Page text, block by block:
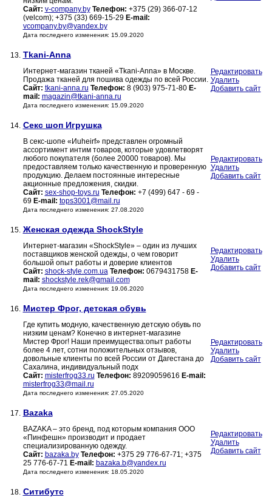
Сайт: v-company.by Телефон: +375 (29) 366-07-12
(velcom); +375 (33) 669-15-29 E-mail:
vcompany.by@yandex.by
Дата последнего изменения: 15.09.2020
13. Tkani-Anna
Интернет-магазин тканей «Tkani-Anna» в Москве.
Продажа тканей для пошива одежды по всей России.
Сайт: tkani-anna.ru Телефон: 8 (903) 975-71-80 E-
mail: magazin@tkani-anna.ru
Дата последнего изменения: 15.09.2020
Редактировать
Удалить
Добавить сайт
14. Секс шоп Игрушка
В секс-шопе «Иuheirf» представлен огромный
ассортимент интим товаров, которые удовлетворят
любого покупателя (более 20000 товаров). Мы
предоставляем только качественную и проверенную
продукцию. Делаем постоянные интересные
акционные предложения, скидки.
Сайт: sex-shop-toys.ru Телефон: +7 (499) 647 - 69 -
69 E-mail: tops3001@mail.ru
Дата последнего изменения: 27.08.2020
Редактировать
Удалить
Добавить сайт
15. Женская одежда ShockStyle
Интернет-магазин «ShockStyle» – один из лучших
поставщиков женской одежды, о чем говорит
большой опыт работы и доверие клиентов
Сайт: shock-style.com.ua Телефон: 0679431758 E-
mail: shockstyle.rek@gmail.com
Дата последнего изменения: 19.06.2020
Редактировать
Удалить
Добавить сайт
16. Мистер Фрог, детская обувь
Где купить модную, качественную детскую обувь по
низким ценам? Конечно в интернет-магазине
Мистер Фрог! Наши преимущества:опыт работы
более 4 лет, сотни положительных отзывов,
довольные клиенты по всей России от Дагестана до
Сахалина, индивидуальный подх
Сайт: misterfrog33.ru Телефон: 89209059616 E-mail:
misterfrog33@mail.ru
Дата последнего изменения: 27.05.2020
Редактировать
Удалить
Добавить сайт
17. Bazaka
BAZAKA – это бренд, под которым компания ООО
«Пинфешн» производит и продает
специализированную одежду.
Сайт: bazaka.by Телефон: +375 29 776-67-71; +375
25 776-67-71 E-mail: bazaka.b@yandex.ru
Дата последнего изменения: 18.05.2020
Редактировать
Удалить
Добавить сайт
18. Ситибутс